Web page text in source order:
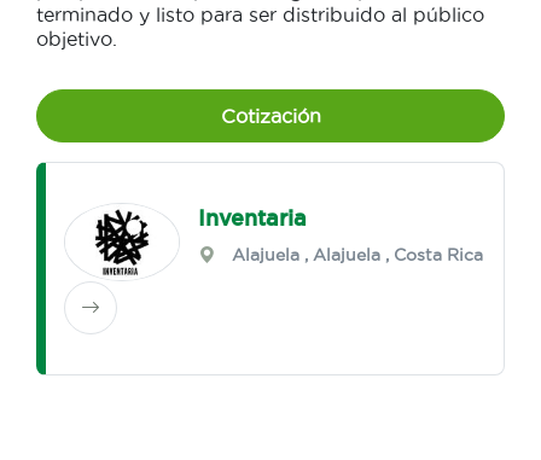
terminado y listo para ser distribuido al público
objetivo.
Cotización
Inventaria
Alajuela , Alajuela , Costa Rica